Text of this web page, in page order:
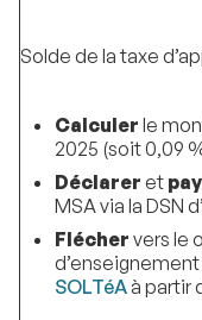
Solde de la taxe
Calculer le
2025 (soit 0,09
Déclarer et
MSA via la DSN
Flécher vers le
SOLTéAà partir